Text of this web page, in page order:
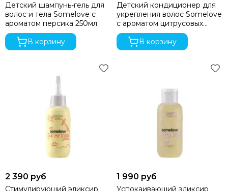
Детский шампунь-гель для
волос и тела Somelove с
ароматом персика 250мл
В корзину
Детский кондиционер для
укрепления волос Somelove
с ароматом цитрусовых
250мл
В корзину
2 390 руб
Стимулирующий эликсир
1 990 руб
Успокаивающий эликсир